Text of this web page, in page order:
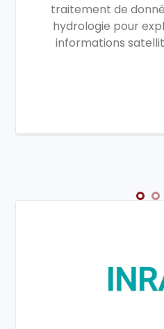
traitement de
hydrologie pour
informations